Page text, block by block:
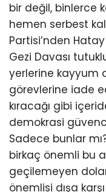
bir değil, binlerce
hemen serbest
Partisi’nden
Gezi Davası
yerlerine kayyum
görevlerine iade
kıracağı gibi
demokrasi
Sadece bunlar
birkaç önemli bu
geçilemeyen
önemlisi dışa